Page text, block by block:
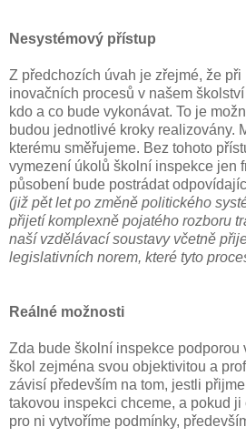
Nesystémový přístup
Z předchozích úvah je zřejmé, že
inovačních procesů v našem
kdo a co bude vykonávat. To je
budou jednotlivé kroky realizovány.
kterému směřujeme. Bez tohoto
vymezení úkolů školní inspekce jen
působení bude postrádat
(již pět let po změně politického
přijetí komplexně pojatého rozboru
naší vzdělávací soustavy včetně
legislativních norem, které tyto
Reálné možnosti
Zda bude školní inspekce podporou
škol zejména svou objektivitou a
závisí především na tom, jestli
takovou inspekci chceme, a pokud
pro ni vytvoříme podmínky,